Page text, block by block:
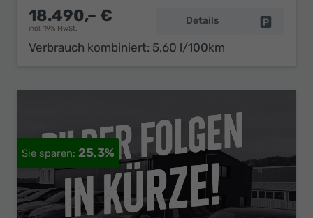
18.490,– €
incl. 19% MwSt.
Details
Verbrauch kombiniert: 5,60 l/100km
25,3%